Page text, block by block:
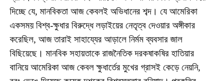
দিচ্ছে যে, মানবিকতা আজ কেবলই অভিধানের শব্দ। যে আমেরিকা
একসময় বিশ্ব-ক্ষুধার বিরুদ্ধে লড়াইয়ের নেতৃত্ব দেওয়ার অঙ্গীকার
করেছিল, আজ তারাই সাহায্যের আড়ালে নির্মম ব্যবসার জাল
বিছিয়েছে। মানবিক সহায়তাকে রাজনৈতিক দরকষাকষির হাতিয়ার
বানিয়ে আমেরিকা আজ কেবল ক্ষুধার্তের মুখের গ্রাসই কেড়ে নেয়নি,